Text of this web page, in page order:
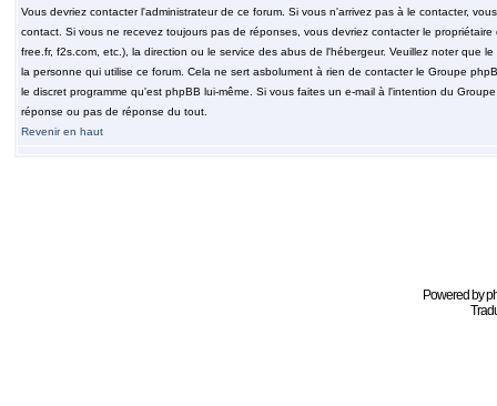
Vous devriez contacter l'administrateur de ce forum. Si vous n'arrivez pas à le contacter,
contact. Si vous ne recevez toujours pas de réponses, vous devriez contacter le
free.fr, f2s.com, etc.), la direction ou le service des abus de l'hébergeur. Veuillez noter
la personne qui utilise ce forum. Cela ne sert asbolument à rien de contacter le Groupe
le discret programme qu'est phpBB lui-même. Si vous faites un e-mail à l'intention du
réponse ou pas de réponse du tout.
Revenir en haut
Powered by